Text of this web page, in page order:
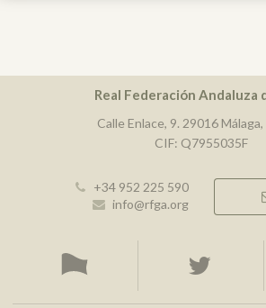
Real Federación Andaluza
Calle Enlace, 9. 29016 Málaga,
CIF: Q7955035F
+34 952 225 590
info@rfga.org